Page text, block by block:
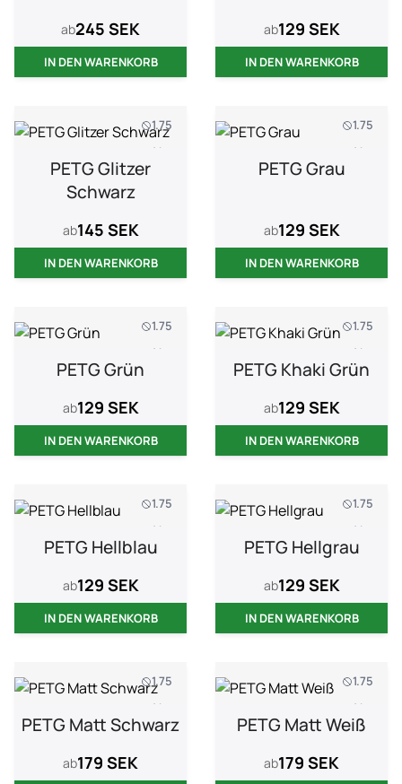
ab245 SEK
IN DEN WARENKORB
ab129 SEK
IN DEN WARENKORB
1.75
1 kg
PETG Glitzer
Schwarz
ab145 SEK
IN DEN WARENKORB
1.75
1 kg
PETG Grau
ab129 SEK
IN DEN WARENKORB
1.75
1 kg
PETG Grün
ab129 SEK
IN DEN WARENKORB
1.75
1 kg
PETG Khaki Grün
ab129 SEK
IN DEN WARENKORB
1.75
1 kg
PETG Hellblau
ab129 SEK
IN DEN WARENKORB
1.75
1 kg
PETG Hellgrau
ab129 SEK
IN DEN WARENKORB
1.75
1 kg
PETG Matt Schwarz
ab179 SEK
1.75
1 kg
PETG Matt Weiß
ab179 SEK